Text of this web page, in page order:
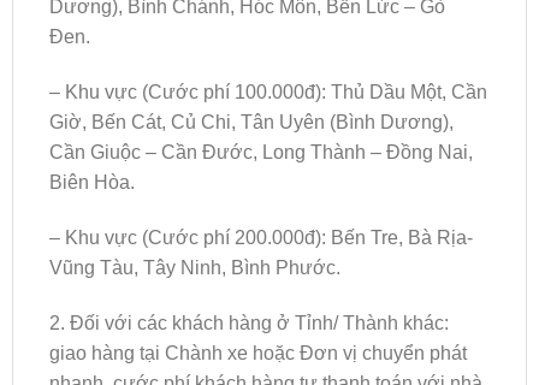
Dương), Bình Chánh, Hóc Môn, Bến Lức – Gò
Đen.
– Khu vực (Cước phí 100.000đ): Thủ Dầu Một, Cần
Giờ, Bến Cát, Củ Chi, Tân Uyên (Bình Dương),
Cần Giuộc – Cần Đước, Long Thành – Đồng Nai,
Biên Hòa.
– Khu vực (Cước phí 200.000đ): Bến Tre, Bà Rịa-
Vũng Tàu, Tây Ninh, Bình Phước.
2. Đối với các khách hàng ở Tỉnh/ Thành khác:
giao hàng tại Chành xe hoặc Đơn vị chuyển phát